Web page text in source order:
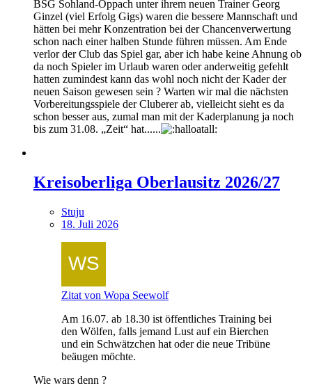
BSG Sohland-Oppach unter ihrem neuen Trainer Georg
Ginzel (viel Erfolg Gigs) waren die bessere Mannschaft und
hätten bei mehr Konzentration bei der Chancenverwertung
schon nach einer halben Stunde führen müssen. Am Ende
verlor der Club das Spiel gar, aber ich habe keine Ahnung ob
da noch Spieler im Urlaub waren oder anderweitig gefehlt
hatten zumindest kann das wohl noch nicht der Kader der
neuen Saison gewesen sein ? Warten wir mal die nächsten
Vorbereitungsspiele der Cluberer ab, vielleicht sieht es da
schon besser aus, zumal man mit der Kaderplanung ja noch
bis zum 31.08. „Zeit“ hat......
Kreisoberliga Oberlausitz 2026/27
Stuju
18. Juli 2026
Zitat von Wopa Seewolf
Am 16.07. ab 18.30 ist öffentliches Training bei
den Wölfen, falls jemand Lust auf ein Bierchen
und ein Schwätzchen hat oder die neue Tribüne
beäugen möchte.
Wie wars denn ?